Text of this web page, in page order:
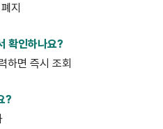
지
확인하나요?
하면 즉시 조회
?